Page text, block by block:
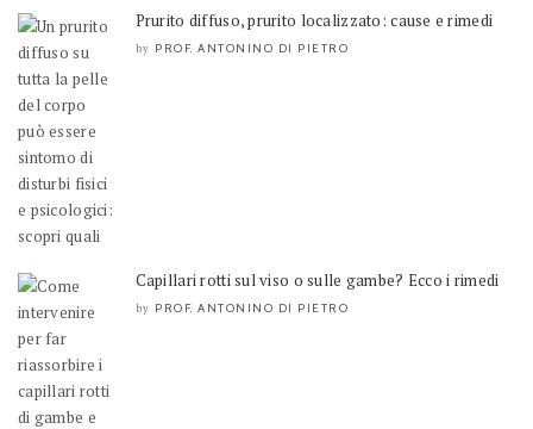
Prurito diffuso, prurito localizzato: cause e rimedi
by PROF. ANTONINO DI PIETRO
Capillari rotti sul viso o sulle gambe? Ecco i rimedi
by PROF. ANTONINO DI PIETRO